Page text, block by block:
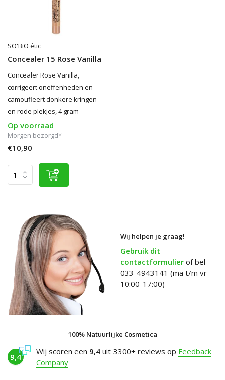
SO'BiO étic
Concealer 15 Rose Vanilla
Concealer Rose Vanilla,
corrigeert oneffenheden en
camoufleert donkere kringen
en rode plekjes, 4 gram
Op voorraad
Morgen bezorgd*
€10,90
Wij helpen je graag!
Gebruik dit
contactformulier of bel
033-4943141 (ma t/m vr
10:00-17:00)
100% Natuurlijke Cosmetica
9,4
Wij scoren een 9,4 uit 3300+ reviews op Feedback
Company